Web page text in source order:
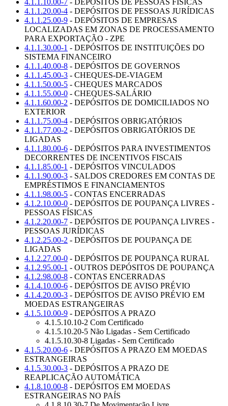
4.1.1.20.00-4 - DEPÓSITOS DE PESSOAS JURÍDICAS
4.1.1.25.00-9 - DEPÓSITOS DE EMPRESAS
LOCALIZADAS EM ZONAS DE PROCESSAMENTO
PARA EXPORTAÇÃO - ZPE
4.1.1.30.00-1 - DEPÓSITOS DE INSTITUIÇÕES DO
SISTEMA FINANCEIRO
4.1.1.40.00-8 - DEPÓSITOS DE GOVERNOS
4.1.1.45.00-3 - CHEQUES-DE-VIAGEM
4.1.1.50.00-5 - CHEQUES MARCADOS
4.1.1.55.00-0 - CHEQUES-SALÁRIO
4.1.1.60.00-2 - DEPÓSITOS DE DOMICILIADOS NO
EXTERIOR
4.1.1.75.00-4 - DEPÓSITOS OBRIGATÓRIOS
4.1.1.77.00-2 - DEPÓSITOS OBRIGATÓRIOS DE
LIGADAS
4.1.1.80.00-6 - DEPÓSITOS PARA INVESTIMENTOS
DECORRENTES DE INCENTIVOS FISCAIS
4.1.1.85.00-1 - DEPÓSITOS VINCULADOS
4.1.1.90.00-3 - SALDOS CREDORES EM CONTAS DE
EMPRÉSTIMOS E FINANCIAMENTOS
4.1.1.98.00-5 - CONTAS ENCERRADAS
4.1.2.10.00-0 - DEPÓSITOS DE POUPANÇA LIVRES -
PESSOAS FÍSICAS
4.1.2.20.00-7 - DEPÓSITOS DE POUPANÇA LIVRES -
PESSOAS JURÍDICAS
4.1.2.25.00-2 - DEPÓSITOS DE POUPANÇA DE
LIGADAS
4.1.2.27.00-0 - DEPÓSITOS DE POUPANÇA RURAL
4.1.2.95.00-1 - OUTROS DEPÓSITOS DE POUPANÇA
4.1.2.98.00-8 - CONTAS ENCERRADAS
4.1.4.10.00-6 - DEPÓSITOS DE AVISO PRÉVIO
4.1.4.20.00-3 - DEPÓSITOS DE AVISO PRÉVIO EM
MOEDAS ESTRANGEIRAS
4.1.5.10.00-9 - DEPÓSITOS A PRAZO
4.1.5.10.10-2 Com Certificado
4.1.5.10.20-5 Não Ligadas - Sem Certificado
4.1.5.10.30-8 Ligadas - Sem Certificado
4.1.5.20.00-6 - DEPÓSITOS A PRAZO EM MOEDAS
ESTRANGEIRAS
4.1.5.30.00-3 - DEPÓSITOS A PRAZO DE
REAPLICAÇÃO AUTOMÁTICA
4.1.8.10.00-8 - DEPÓSITOS EM MOEDAS
ESTRANGEIRAS NO PAÍS